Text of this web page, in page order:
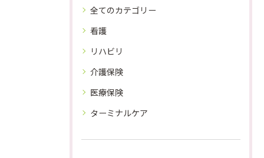
全てのカテゴリー
看護
リハビリ
介護保険
医療保険
ターミナルケア